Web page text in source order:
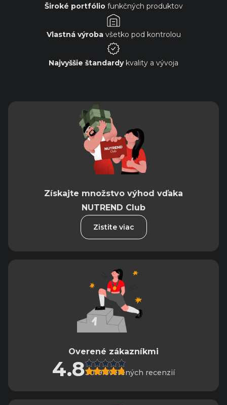
Široké portfóliofunkčných produktov
Vlastná výrobavšetko pod kontrolou
Najvyššie štandardykvality a vývoja
Získajte množstvo výhod vďaka
NUTREND Club
Zistite viac
Overené zákazníkmi
4.83019 overených recenzií